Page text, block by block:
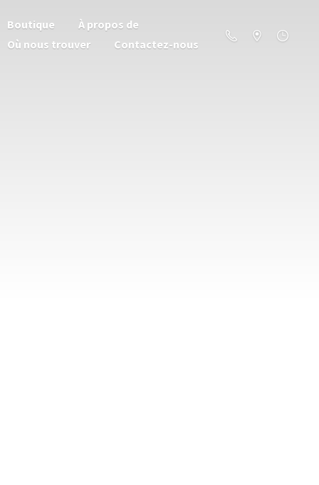
Boutique
À propos de
Où nous trouver
Contactez-nous